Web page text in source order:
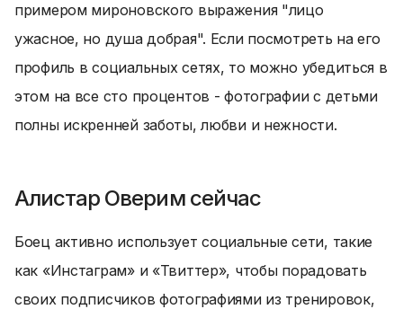
примером мироновского выражения "лицо
ужасное, но душа добрая". Если посмотреть на его
профиль в социальных сетях, то можно убедиться в
этом на все сто процентов - фотографии с детьми
полны искренней заботы, любви и нежности.
Алистар Оверим сейчас
Боец активно использует социальные сети, такие
как «Инстаграм» и «Твиттер», чтобы порадовать
своих подписчиков фотографиями из тренировок,